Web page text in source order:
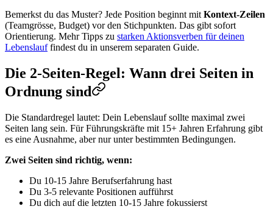
Bemerkst du das Muster? Jede Position beginnt mit Kontext-Zeilen
(Teamgrösse, Budget) vor den Stichpunkten. Das gibt sofort
Orientierung. Mehr Tipps zu starken Aktionsverben für deinen
Lebenslauffindest du in unserem separaten Guide.
Die 2-Seiten-Regel: Wann drei Seiten in
Ordnung sind
Die Standardregel lautet: Dein Lebenslauf sollte maximal zwei
Seiten lang sein. Für Führungskräfte mit 15+ Jahren Erfahrung gibt
es eine Ausnahme, aber nur unter bestimmten Bedingungen.
Zwei Seiten sind richtig, wenn:
Du 10-15 Jahre Berufserfahrung hast
Du 3-5 relevante Positionen aufführst
Du dich auf die letzten 10-15 Jahre fokussierst